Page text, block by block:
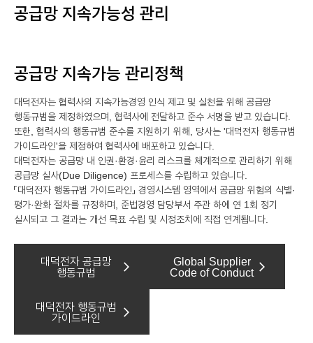
공급망 지속가능성 관리
공급망 지속가능 관리정책
대덕전자는 협력사의 지속가능경영 인식 제고 및 실천을 위해 공급망
행동규범을 제정하였으며, 협력사에 전달하고 준수 서명을 받고 있습니다.
또한, 협력사의 행동규범 준수를 지원하기 위해, 당사는 '대덕전자 행동규범
가이드라인'을 제정하여 협력사에 배포하고 있습니다.
대덕전자는 공급망 내 인권·환경·윤리 리스크를 체계적으로 관리하기 위해
공급망 실사(Due Diligence) 프로세스를 수립하고 있습니다.
「대덕전자 행동규범 가이드라인」 경영시스템 영역에서 공급망 위험의 식별·
평가·완화 절차를 규정하며, 준법경영 담당부서 주관 하에 연 1회 정기
실시되고 그 결과는 개선 목표 수립 및 시정조치에 직접 연계됩니다.
대덕전자 공급망
행동규범
arrow_forward_ios
Global Supplier
Code of Conduct arrow_forward_ios
대덕전자 행동규범
가이드라인
arrow_forward_ios